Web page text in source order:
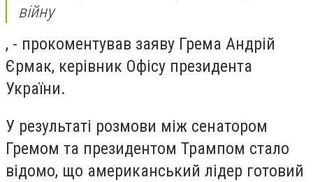
війну
, - прокоментував заяву Грема Андрій
Єрмак, керівник Офісу президента
України.
У результаті розмови між сенатором
Гремом та президентом Трампом стало
відомо, що американський лідер готовий